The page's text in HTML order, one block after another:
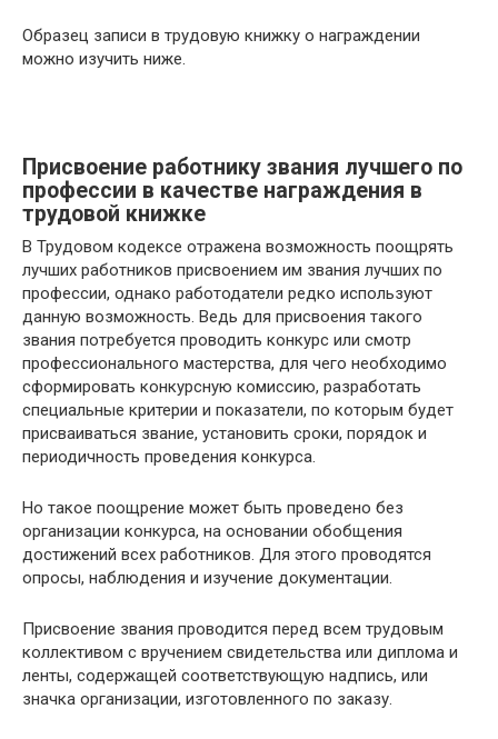
Образец записи в трудовую книжку о награждении
можно изучить ниже.
Присвоение работнику звания лучшего по
профессии в качестве награждения в
трудовой книжке
В Трудовом кодексе отражена возможность поощрять
лучших работников присвоением им звания лучших по
профессии, однако работодатели редко используют
данную возможность. Ведь для присвоения такого
звания потребуется проводить конкурс или смотр
профессионального мастерства, для чего необходимо
сформировать конкурсную комиссию, разработать
специальные критерии и показатели, по которым будет
присваиваться звание, установить сроки, порядок и
периодичность проведения конкурса.
Но такое поощрение может быть проведено без
организации конкурса, на основании обобщения
достижений всех работников. Для этого проводятся
опросы, наблюдения и изучение документации.
Присвоение звания проводится перед всем трудовым
коллективом с вручением свидетельства или диплома и
ленты, содержащей соответствующую надпись, или
значка организации, изготовленного по заказу.